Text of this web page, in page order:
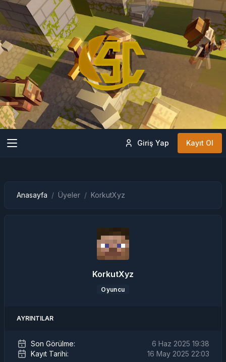
Giriş Yap Kayıt Ol
Anasayfa Üyeler KorkutXyz
KorkutXyz
Oyuncu
AYRINTILAR
Son Görülme:
6 Haz 2025 19:38
Kayıt Tarihi:
16 May 2025 22:03